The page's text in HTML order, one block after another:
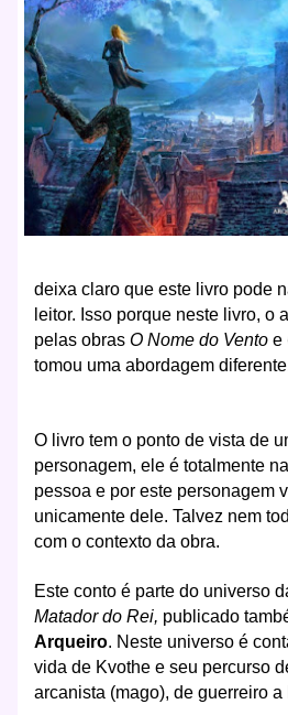
deixa claro que este livro pode
leitor. Isso porque neste livro, o
pelas obrasO Nome do Ventoe
tomou uma abordagem
O livro tem o ponto de vista de
personagem, ele é totalmente
pessoa e por este personagem
unicamente dele. Talvez nem
com o contexto da obra.
Este conto é parte do universo
Matador do Rei, publicado
Arqueiro. Neste universo é
vida de Kvothe e seu percurso
arcanista (mago), de guerreiro a